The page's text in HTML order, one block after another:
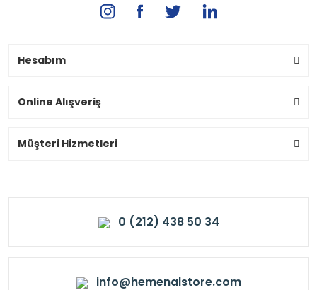
Hesabım
Online Alışveriş
Müşteri Hizmetleri
0 (212) 438 50 34
info@hemenalstore.com